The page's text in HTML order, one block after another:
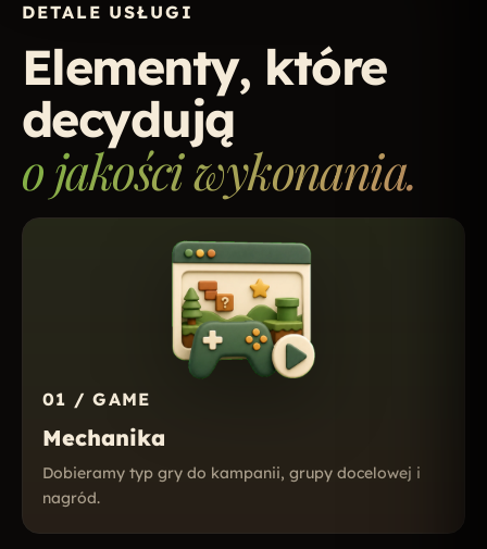
DETALE USŁUGI
Elementy, które
decydują
o jakości wykonania.
01 / GAME
Mechanika
Dobieramy typ gry do kampanii, grupy docelowej i
nagród.